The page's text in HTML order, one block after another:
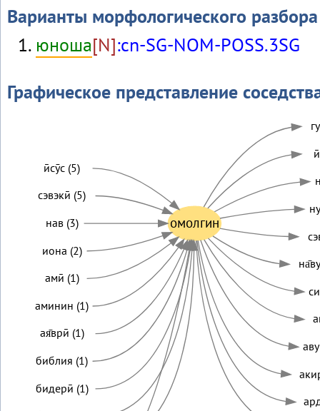
Варианты морфологического разбора
юноша[N]:cn-SG-NOM-POSS.3SG
Графическое представление
омолгин
ӣсӯс (5)
сэвэкӣ (5)
нав (3)
иона (2)
амӣ (1)
аминин (1)
ая̄врӣ (1)
библия (1)
бидерӣ (1)